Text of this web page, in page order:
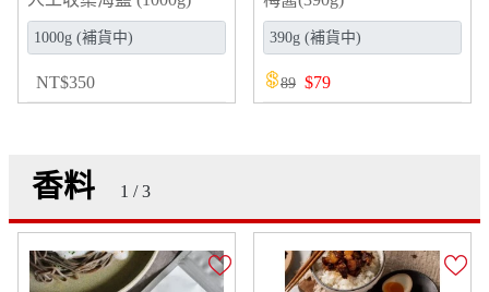
NT$350 89 $79
香料 1 / 3